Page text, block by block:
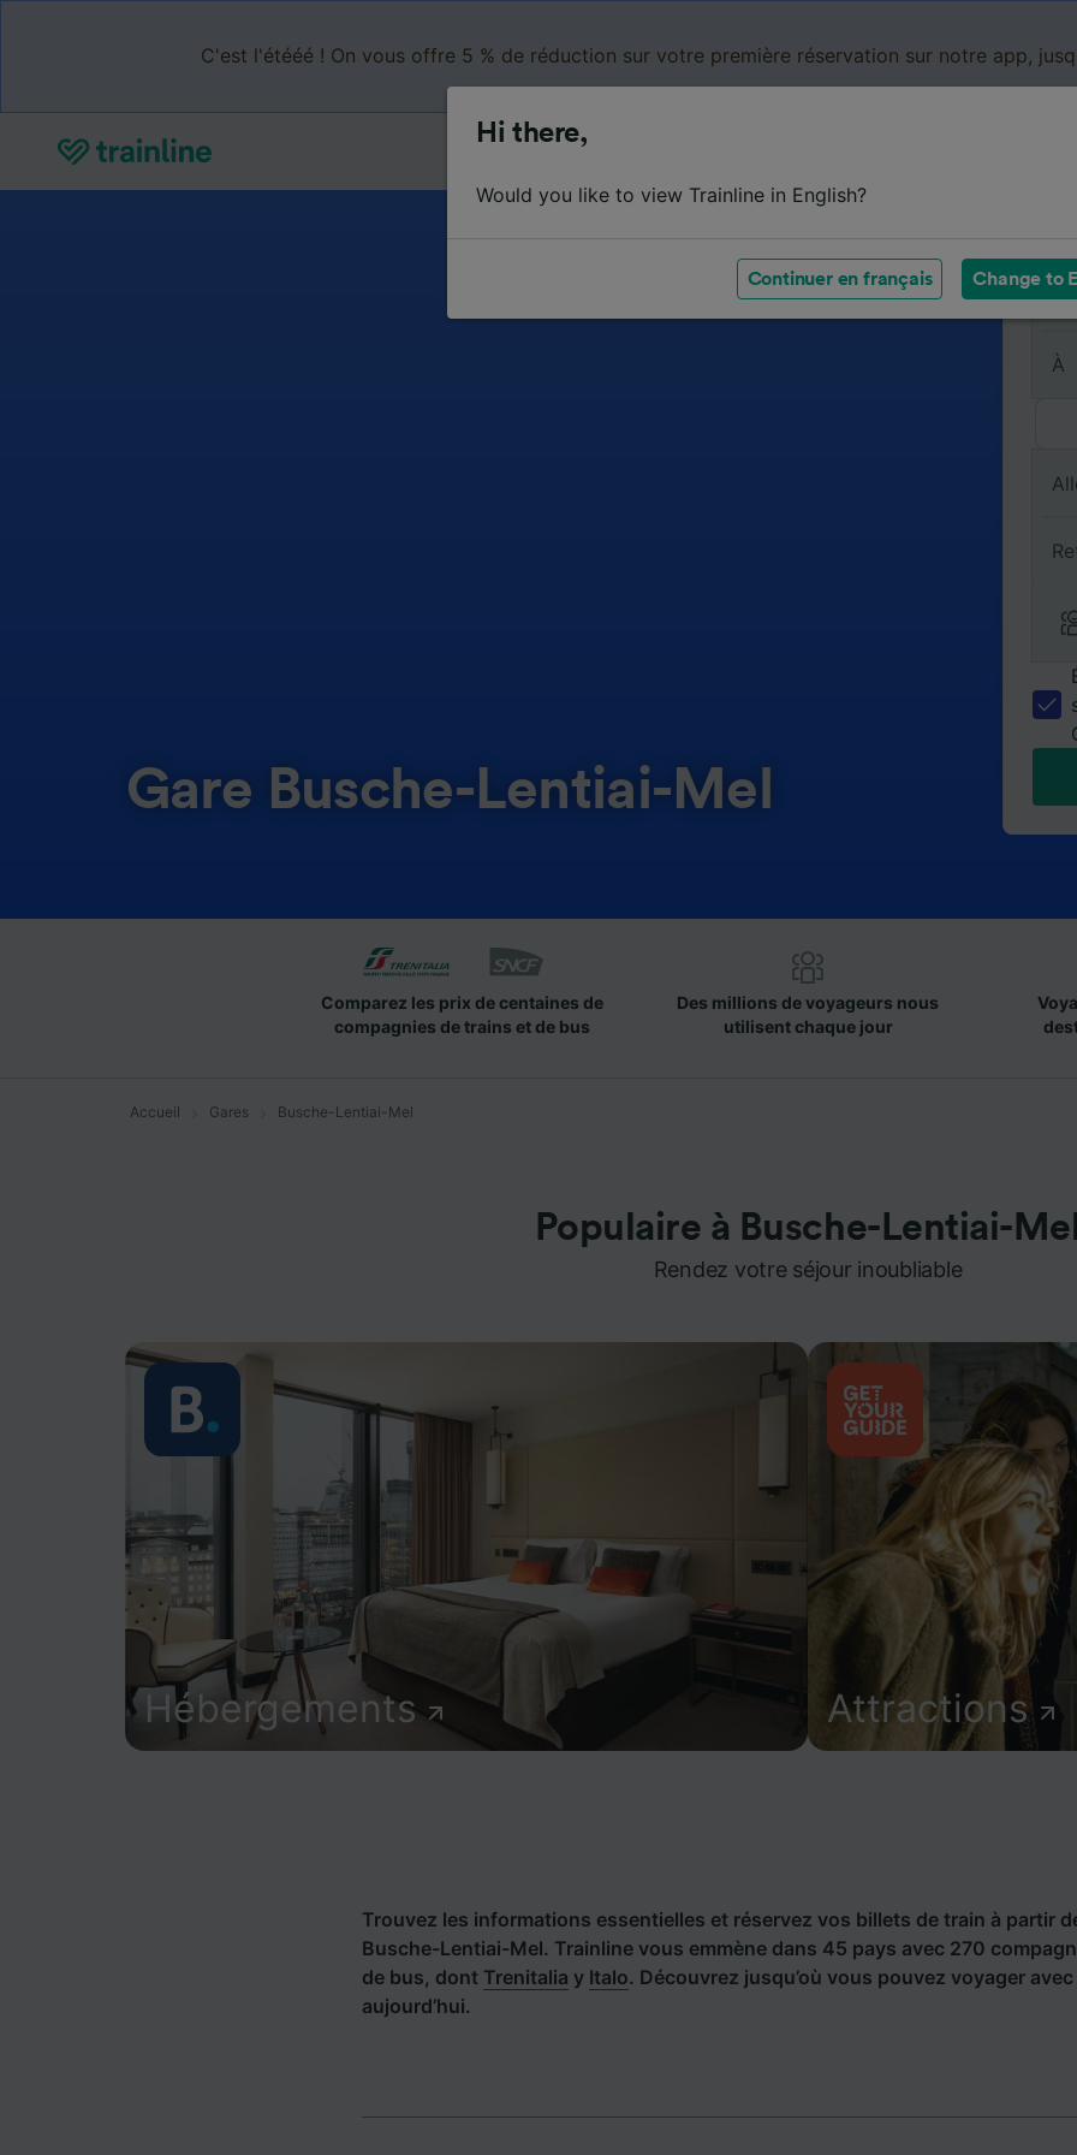
C'est l'étééé ! On vous offre 5 % de réduction sur votre première réservation sur notre app,
Gare Busche-Lentiai-Mel
De
À
Comparez les prix de centaines de
compagnies de trains et de bus
Des millions de voyageurs nous
utilisent chaque jour
Accueil Gares Busche-Lentiai-Mel
Populaire à Busche-Lentiai-
Rendez votre séjour inoubliable
Hébergements Attractions
Trouvez les informations essentielles et réservez vos billets de train à partir
Busche-Lentiai-Mel. Trainline vous emmène dans 45 pays avec 270
de bus, dont Trenitalia y Italo. Découvrez jusqu’où vous pouvez voyager
aujourd’hui.
Hi there,
Would you like to view Trainline in English?
Continuer en français Change to